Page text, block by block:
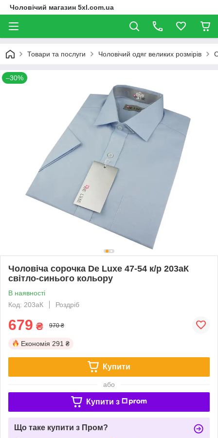
Чоловічий магазин 5xl.com.ua
Товари та послуги Чоловічий одяг великих розмірів
–30%
Чоловіча сорочка De Luxe 47-54 к/р 203аК
світло-синього кольору
В наявності
Код: 203аК
Роздріб
679 ₴ 970 ₴
Економія 291 ₴
Купити
або
Купити з
Що таке купити з Пром?